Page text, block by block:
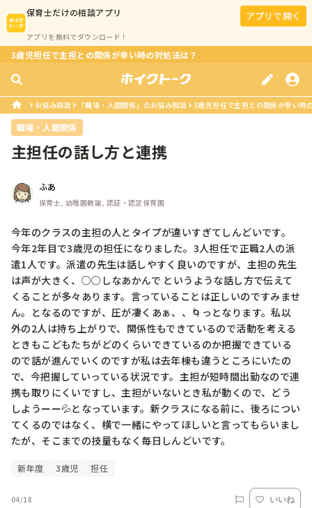
保育士だけの相談アプリ
アプリを無料でダウンロード！
アプリで開く
3歳児担任で主担との関係が辛い時の対処法は？
お悩み相談 「職場・人間関係」のお悩み相談 3歳児担任で主担との関係が辛い時
職場・人間関係
主担任の話し方と連携
ふあ
保育士, 幼稚園教諭, 認証・認定保育園
今年のクラスの主担の人とタイプが違いすぎてしんどいです。
今年2年目で3歳児の担任になりました。3人担任で正職2人の派
遣1人です。派遣の先生は話しやすく良いのですが、主担の先生
は声が大きく、○○しなあかんで というような話し方で伝えて
くることが多々あります。言っていることは正しいのですみませ
ん。となるのですが、圧が凄くあぁ、、🌀っとなります。私以
外の2人は持ち上がりで、関係性もできているので活動を考える
ときもこどもたちがどのくらいできているのか把握できている
ので話が進んでいくのですが私は去年棟も違うところにいたの
で、今把握していっている状況です。主担が短時間出勤なので連
携も取りにくいですし、主担がいないとき私が動くので、どう
しようーー💦となっています。新クラスになる前に、後ろについ
てくるのではなく、横で一緒にやってほしいと言ってもらいまし
たが、そこまでの技量もなく毎日しんどいです。
新年度 3歳児 担任
04/18 いいね